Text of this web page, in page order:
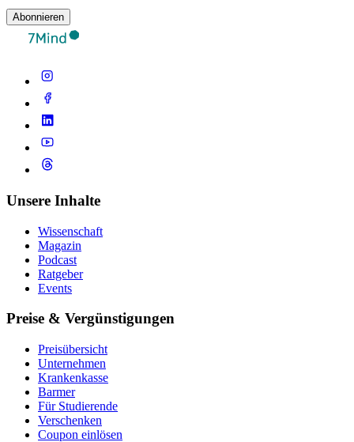
Abonnieren
Unsere Inhalte
Wissenschaft
Magazin
Podcast
Ratgeber
Events
Preise & Vergünstigungen
Preisübersicht
Unternehmen
Krankenkasse
Barmer
Für Studierende
Ver­schen­ken
Coupon einlösen